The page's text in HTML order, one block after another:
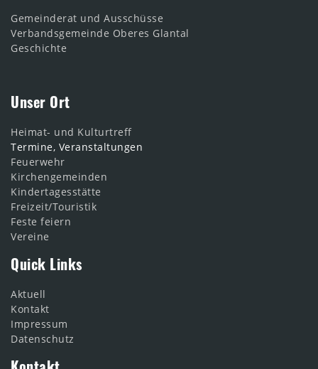
Gemeinderat und Ausschüsse
Verbandsgemeinde Oberes Glantal
Geschichte
Unser Ort
Heimat- und Kulturtreff
Termine, Veranstaltungen
Feuerwehr
Kirchengemeinden
Kindertagesstätte
Freizeit/Touristik
Feste feiern
Vereine
Quick Links
Aktuell
Kontakt
Impressum
Datenschutz